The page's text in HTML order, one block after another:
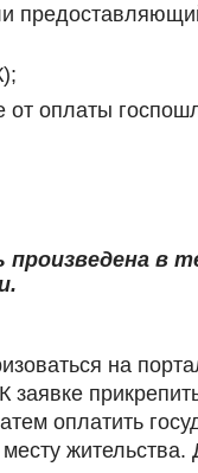
от оплаты
в
на
оплатить
жительства.